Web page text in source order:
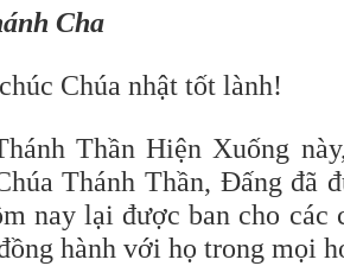
Cha
Chúa nhật tốt lành!
Thần Hiện Xuống
Thánh Thần, Đấng đã
nay lại được ban cho các
hành với họ trong mọi